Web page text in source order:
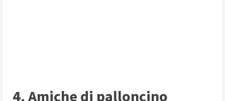
4. Amiche di palloncino